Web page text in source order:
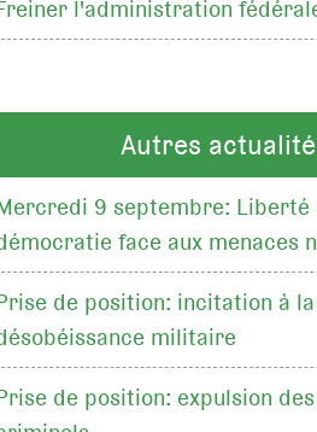
l'administration
Autres
9 septembre: Liberté
face aux menaces
de position: incitation à la
militaire
de position: expulsion